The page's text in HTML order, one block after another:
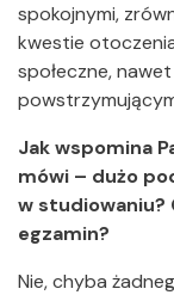
spokojnymi,
kwestie
społeczne,
Jak wspomina
mówi – dużo
w studiowaniu?
egzamin?
Nie, chyba